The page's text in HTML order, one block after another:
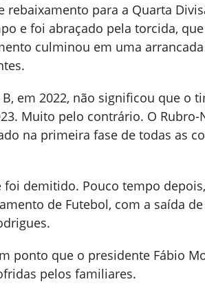
rebaixamento para a Quarta
e foi abraçado pela torcida,
culminou em uma
em 2022, não significou que o
Muito pelo contrário. O Rubro-
na primeira fase de todas as
foi demitido. Pouco tempo
de Futebol, com a saída de
ponto que o presidente Fábio
pelos familiares.